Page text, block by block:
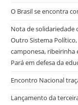
O Brasil se encontra
Nota de solidariedade
Outro Sistema
camponesa, ribeirinha
Pará em defesa da
Encontro Nacional
Lançamento da